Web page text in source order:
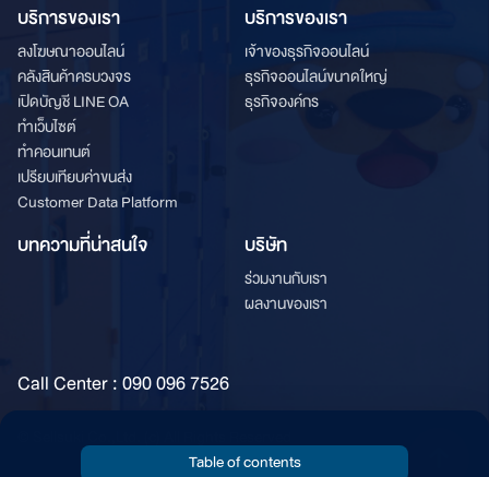
Table of contents
บริการของเรา
ลงโฆษณาออนไลน์
คลังสินค้าครบวงจร
เปิดบัญชี LINE OA
ทำเว็บไซต์
ทำคอนเทนต์
เปรียบเทียบค่าขนส่ง
Customer Data Platform
บริการของเรา
เจ้าของธุรกิจออนไลน์
ธุรกิจออนไลน์ขนาดใหญ่
ธุรกิจองค์กร
บทความที่น่าสนใจ บริษัท
ร่วมงานกับเรา
ผลงานของเรา
Call Center : 090 096 7526